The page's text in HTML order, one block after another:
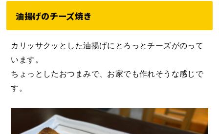
油揚げのチーズ焼き
カリッサクッとした油揚げにとろっとチーズがのって
います。
ちょっとしたおつまみで、お家でも作れそうな感じで
す。